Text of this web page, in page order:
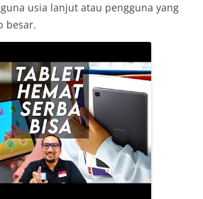
usia lanjut atau pengguna yang
besar.